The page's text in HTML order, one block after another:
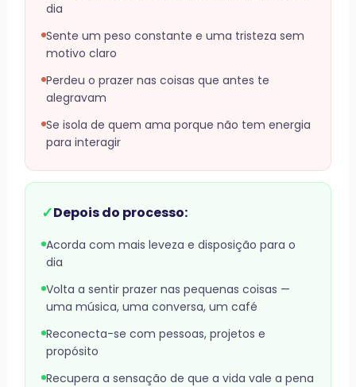
dia
Sente um peso constante e uma tristeza sem
motivo claro
Perdeu o prazer nas coisas que antes te
alegravam
Se isola de quem ama porque não tem energia
para interagir
✓Depois do processo:
Acorda com mais leveza e disposição para o
dia
Volta a sentir prazer nas pequenas coisas —
uma música, uma conversa, um café
Reconecta-se com pessoas, projetos e
propósito
Recupera a sensação de que a vida vale a pena